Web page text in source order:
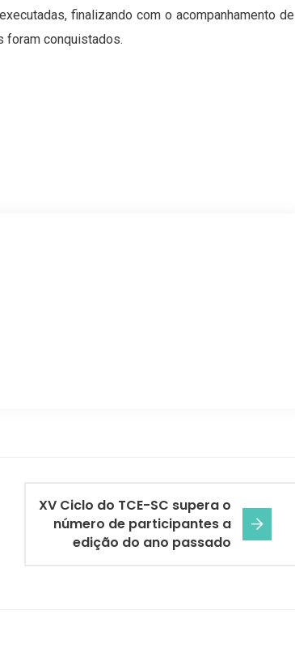
finalizando com o acompanhamento de
foram conquistados.
XV Ciclo do TCE-SC supera o
número de participantes a
edição do ano passado